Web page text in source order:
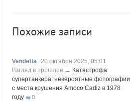
лета
5
Frumas 5 августа 2026, 20:09
Утром 5 августа Луна «взорвется»:
наблюдать своими глазами
1
Frumas
5 августа 2026, 20:06
Форма имеет значение: один капризный
клиент или как появились чипсы
Похожие записи
Vendetta 20 октября 2025, 05:01
Взгляд в прошлое → Катастрофа
супертанкера: невероятные фотографии
с места крушения Amoco Cadiz в 1978
году
0